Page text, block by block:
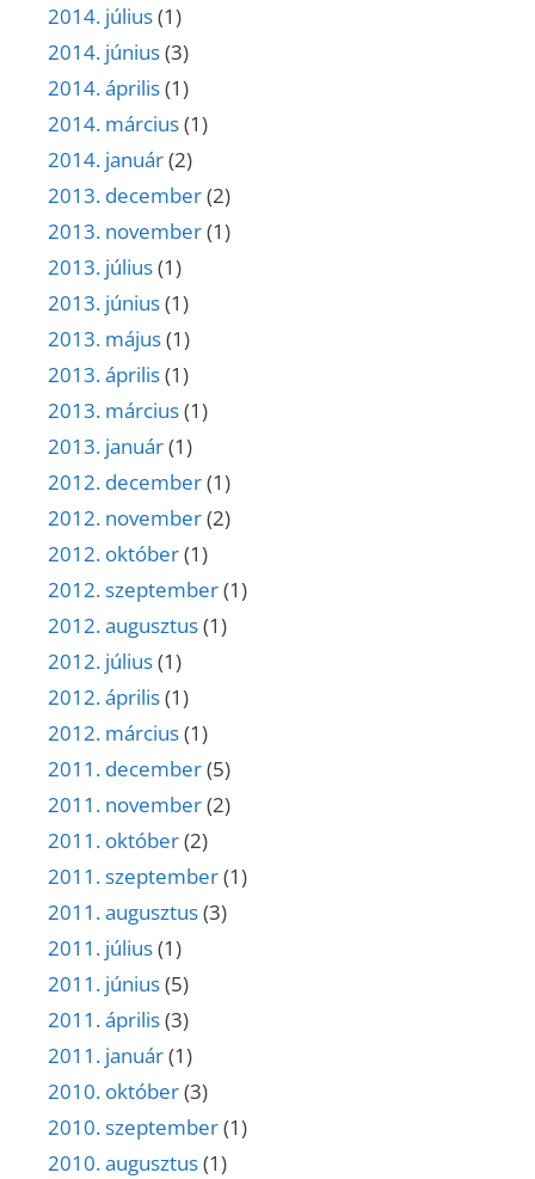
2014. július(1)
2014. június(3)
2014. április(1)
2014. március(1)
2014. január(2)
2013. december(2)
2013. november(1)
2013. július(1)
2013. június(1)
2013. május(1)
2013. április(1)
2013. március(1)
2013. január(1)
2012. december(1)
2012. november(2)
2012. október(1)
2012. szeptember(1)
2012. augusztus(1)
2012. július(1)
2012. április(1)
2012. március(1)
2011. december(5)
2011. november(2)
2011. október(2)
2011. szeptember(1)
2011. augusztus(3)
2011. július(1)
2011. június(5)
2011. április(3)
2011. január(1)
2010. október(3)
2010. szeptember(1)
2010. augusztus(1)